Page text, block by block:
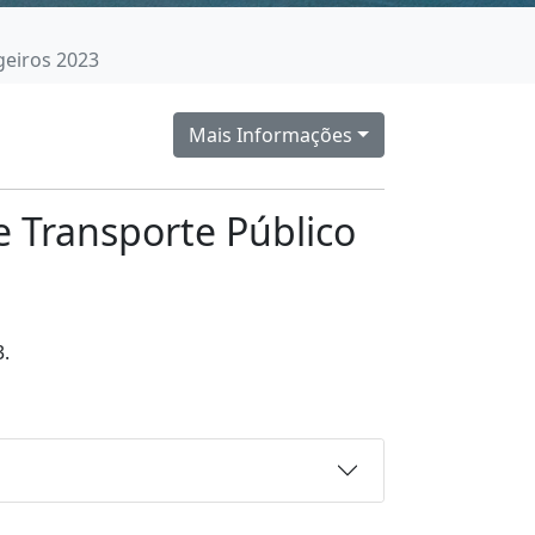
2023
Mais Informações
Transporte Público